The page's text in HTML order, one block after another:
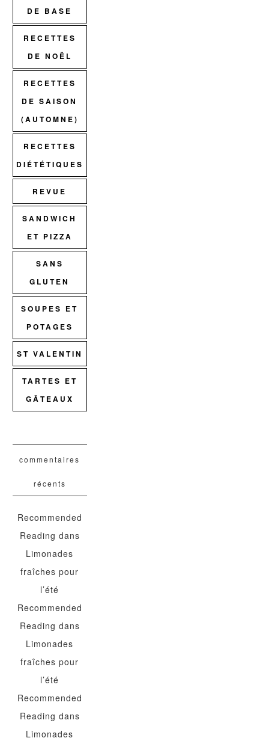
DE BASE
RECETTES
DE NOËL
RECETTES
DE SAISON
(AUTOMNE)
RECETTES
DIÉTÉTIQUES
REVUE
SANDWICH
ET PIZZA
SANS
GLUTEN
SOUPES ET
POTAGES
ST VALENTIN
TARTES ET
GÂTEAUX
commentaires
récents
Recommended
Reading dans
Limonades
fraîches pour
l’été
Recommended
Reading dans
Limonades
fraîches pour
l’été
Recommended
Reading dans
Limonades